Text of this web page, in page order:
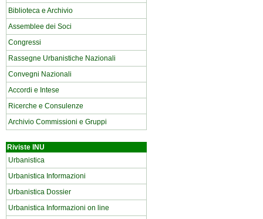
Biblioteca e Archivio
Assemblee dei Soci
Congressi
Rassegne Urbanistiche Nazionali
Convegni Nazionali
Accordi e Intese
Ricerche e Consulenze
Archivio Commissioni e Gruppi
Riviste INU
Urbanistica
Urbanistica Informazioni
Urbanistica Dossier
Urbanistica Informazioni on line